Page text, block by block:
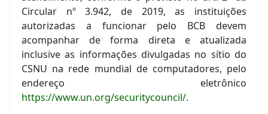
Circular nº 3.942, de 2019, as instituições
autorizadas a funcionar pelo BCB devem
acompanhar de forma direta e atualizada
inclusive as informações divulgadas no sítio do
CSNU na rede mundial de computadores, pelo
endereço eletrônico
https://www.un.org/securitycouncil/.